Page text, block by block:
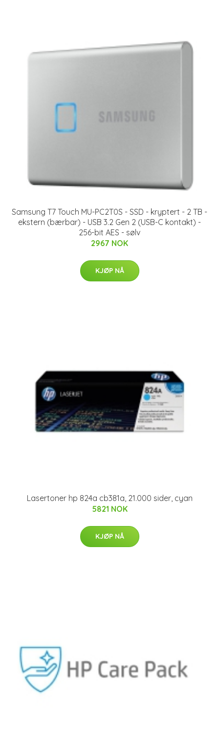
Samsung T7 Touch MU-PC2T0S - SSD - kryptert - 2 TB -
ekstern (bærbar) - USB 3.2 Gen 2 (USB-C kontakt) -
256-bit AES - sølv
2967 NOK
KJØP NÅ
Lasertoner hp 824a cb381a, 21.000 sider, cyan
5821 NOK
KJØP NÅ